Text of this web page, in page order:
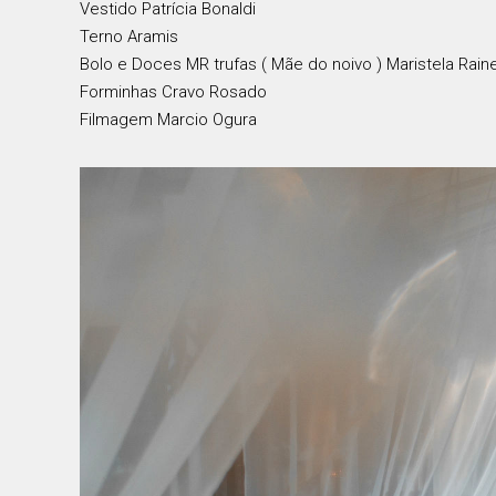
Vestido Patrícia Bonaldi
Terno Aramis
Bolo e Doces MR trufas ( Mãe do noivo ) Maristela
Forminhas Cravo Rosado
Filmagem Marcio Ogura